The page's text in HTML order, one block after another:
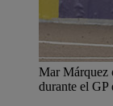
Mar Márquez
durante el GP